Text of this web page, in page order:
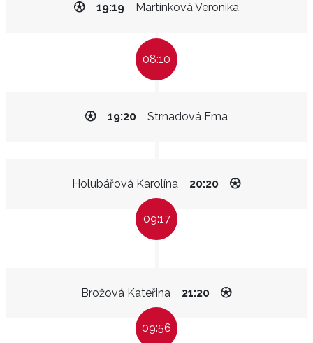
Martínková Veronika
19:19
08:10
Strnadová Ema
19:20
Holubářová Karolína 20:20
09:17
Brožová Kateřina 21:20
09:56